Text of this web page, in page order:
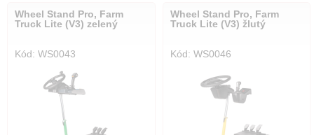
Wheel Stand Pro, Farm
Truck Lite (V3) zelený
Kód: WS0043
Wheel Stand Pro, Farm
Truck Lite (V3) žlutý
Kód: WS0046